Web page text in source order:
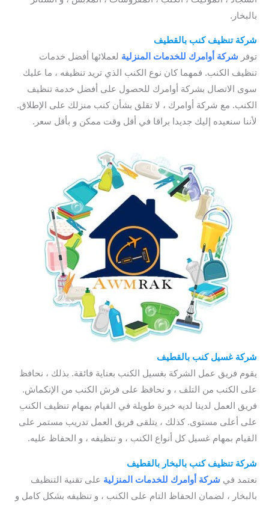
بالبخار.
شركة تنظيف كنب بالقطيف
توفر شركة أوامرك للخدمات المنزلية لعملائها أفضل خدمات
تنظيف الكنب. فمهما كان نوع الكنب الذي تريد تنظيفه ، ما عليك
سوى الاتصال بشركة أوامرك للحصول على أفضل خدمة تنظيف
الكنب. مع شركة أوامرك ، لا تقلق بشأن كنب منزلك على الإطلاق.
لأننا سنعيده إليك جديدا براقا في أقل وقت ممكن و بأقل سعر.
شركة غسيل كنب بالقطيف
يقوم فريق عمل الشركة بغسيل الكنب بعناية فائقة. بذلك ، نحافظ
على الكنب من التلف ، و نحافظ على فرش الكنب من الإنكماش.
فريق العمل لدينا لديه خبرة طويلة في القيام بمهام تنظيف الكنب
على أعلى مستوى. كذلك ، يتلقى فريق العمل تدريب مستمر على
القيام بمهام غسيل كل أنواع الكنب ، و تنظيفه ، و الحفاظ عليه.
شركة تنظيف كنب بالبخار بالقطيف
نعتمد في شركة أوامرك للخدمات المنزلية على تقنية التنظيف
بالبخار ، لضمان الحفاظ التام على الكنب ، و تنظيفه بشكل كامل و